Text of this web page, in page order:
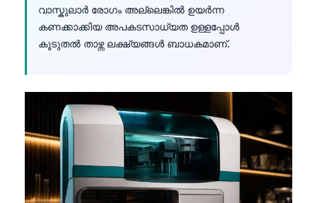
വാസ്കുലാർ രോഗം അല്ലെങ്കിൽ ഉയർന്ന
കണക്കാക്കിയ അപകടസാധ്യത ഉള്ളപ്പോൾ
കൂടുതൽ താഴ്ന്ന ലക്ഷ്യങ്ങൾ ബാധകമാണ്.